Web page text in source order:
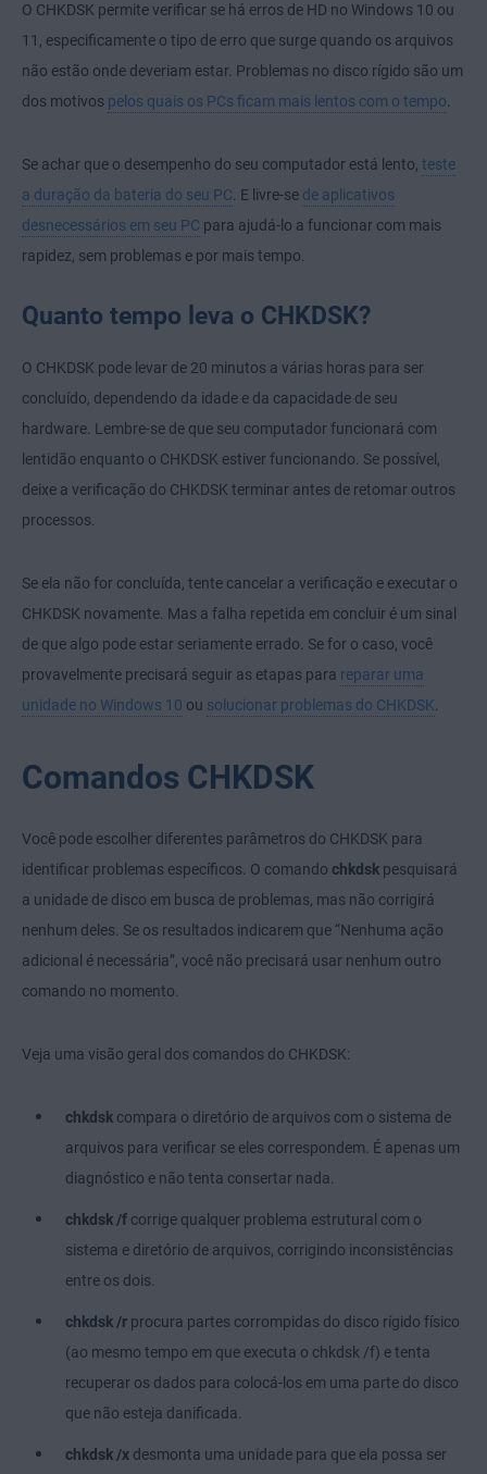
O CHKDSK permite verificar se há erros de HD no Windows 10 ou
11, especificamente o tipo de erro que surge quando os arquivos
não estão onde deveriam estar. Problemas no disco rígido são um
dos motivos pelos quais os PCs ficam mais lentos com o tempo.
Se achar que o desempenho do seu computador está lento, teste
a duração da bateria do seu PC. E livre-se de aplicativos
desnecessários em seu PC para ajudá-lo a funcionar com mais
rapidez, sem problemas e por mais tempo.
Quanto tempo leva o CHKDSK?
O CHKDSK pode levar de 20 minutos a várias horas para ser
concluído, dependendo da idade e da capacidade de seu
hardware. Lembre-se de que seu computador funcionará com
lentidão enquanto o CHKDSK estiver funcionando. Se possível,
deixe a verificação do CHKDSK terminar antes de retomar outros
processos.
Se ela não for concluída, tente cancelar a verificação e executar o
CHKDSK novamente. Mas a falha repetida em concluir é um sinal
de que algo pode estar seriamente errado. Se for o caso, você
provavelmente precisará seguir as etapas para reparar uma
unidade no Windows 10 ou solucionar problemas do CHKDSK.
Comandos CHKDSK
Você pode escolher diferentes parâmetros do CHKDSK para
identificar problemas específicos. O comando chkdsk pesquisará
a unidade de disco em busca de problemas, mas não corrigirá
nenhum deles. Se os resultados indicarem que “Nenhuma ação
adicional é necessária”, você não precisará usar nenhum outro
comando no momento.
Veja uma visão geral dos comandos do CHKDSK:
chkdsk compara o diretório de arquivos com o sistema de
arquivos para verificar se eles correspondem. É apenas um
diagnóstico e não tenta consertar nada.
chkdsk /f corrige qualquer problema estrutural com o
sistema e diretório de arquivos, corrigindo inconsistências
entre os dois.
chkdsk /r procura partes corrompidas do disco rígido físico
(ao mesmo tempo em que executa o chkdsk /f) e tenta
recuperar os dados para colocá-los em uma parte do disco
que não esteja danificada.
chkdsk /x desmonta uma unidade para que ela possa ser